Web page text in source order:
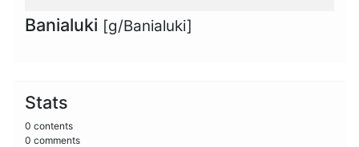
Banialuki [g/Banialuki]
Stats
0 contents
0 comments